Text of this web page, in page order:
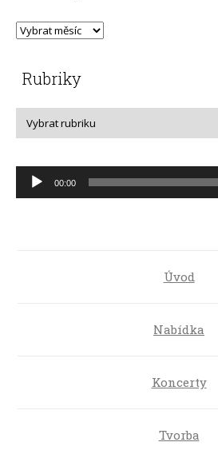
Rubriky
Audio
přehrávač
00:00
Úvod
Nabídka
Koncerty
Tvorba